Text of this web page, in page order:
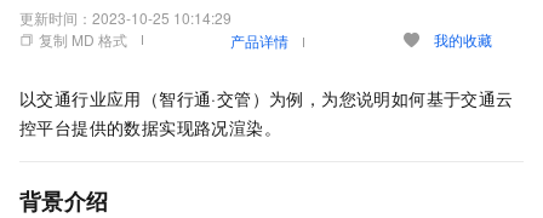
更新时间： 2023-10-25 10:14:29
复制 MD 格式
产品详情 我的收藏
以交通行业应用（智行通·交管）为例，为您说明如何基于交通云
控平台提供的数据实现路况渲染。
背景介绍